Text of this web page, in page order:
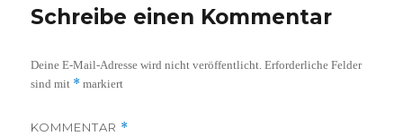
Schreibe einen Kommentar
Deine E-Mail-Adresse wird nicht veröffentlicht. Erforderliche Felder
sind mit * markiert
KOMMENTAR *